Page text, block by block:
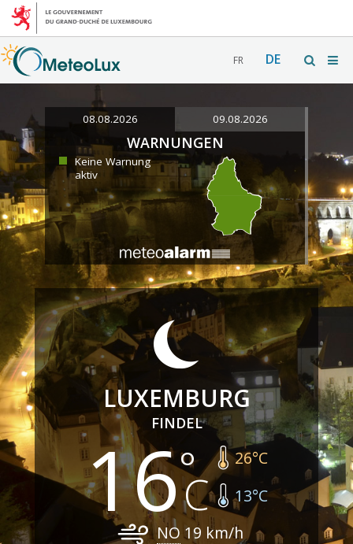
FR DE
08.08.2026 09.08.2026
WARNUNGEN
Keine Warnung
aktiv
LUXEMBURG
FINDEL
16 26°C
13°C
NO 19 km/h